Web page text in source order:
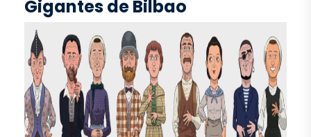
Gigantes de Bilbao